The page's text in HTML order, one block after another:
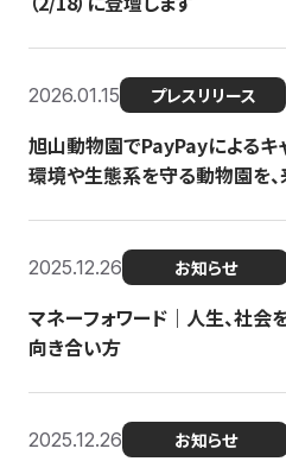
2026.01.15 プレスリリース
旭山動物園でPayPayによるキ
環境や生態系を守る動物園を
2025.12.26 お知らせ
マネーフォワード｜人生、社会
向き合い方
2025.12.26 お知らせ